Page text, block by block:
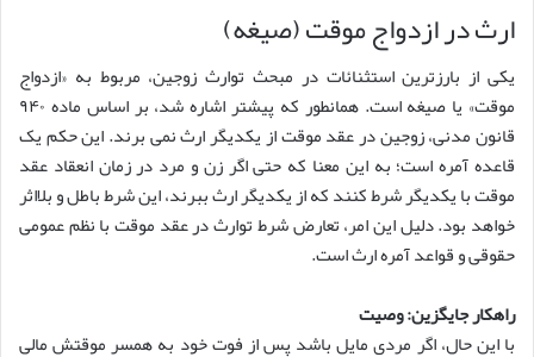
ارث در ازدواج موقت (صیغه)
یکی از بارزترین استثنائات در مبحث توارث زوجین، مربوط به «ازدواج
موقت» یا صیغه است. همانطور که پیشتر اشاره شد، بر اساس ماده ۹۴۰
قانون مدنی، زوجین در عقد موقت از یکدیگر ارث نمی برند. این حکم یک
قاعده آمره است؛ به این معنا که حتی اگر زن و مرد در زمان انعقاد عقد
موقت با یکدیگر شرط کنند که از یکدیگر ارث ببرند، این شرط باطل و بلااثر
خواهد بود. دلیل این امر، تعارض شرط توارث در عقد موقت با نظم عمومی
حقوقی و قواعد آمره ارث است.
راهکار جایگزین: وصیت
با این حال، اگر مردی مایل باشد پس از فوت خود به همسر موقتش مالی